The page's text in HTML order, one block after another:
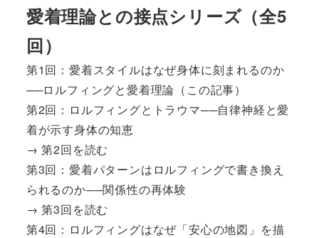
愛着理論との接点シリーズ（全5
回）
第1回：愛着スタイルはなぜ身体に刻まれるのか
──ロルフィングと愛着理論（この記事）
第2回：ロルフィングとトラウマ──自律神経と愛
着が示す身体の知恵
→第2回を読む
第3回：愛着パターンはロルフィングで書き換え
られるのか──関係性の再体験
→第3回を読む
第4回：ロルフィングはなぜ「安心の地図」を描